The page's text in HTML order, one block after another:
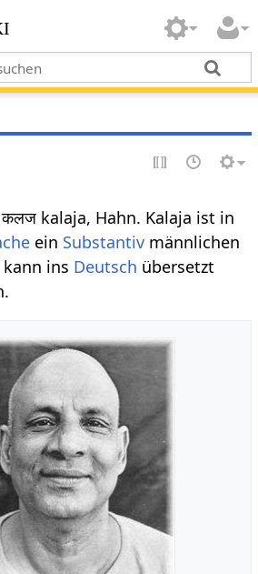
कलज kalaja, Hahn. Kalaja ist in
ein Substantiv männlichen
ins Deutsch übersetzt